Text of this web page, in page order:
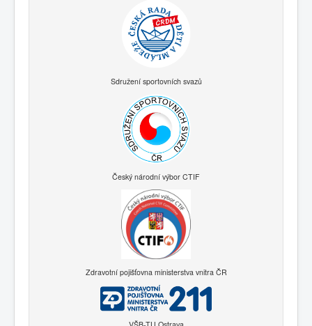
Sdružení sportovních svazů
Český národní výbor CTIF
Zdravotní pojišťovna ministerstva vnitra ČR